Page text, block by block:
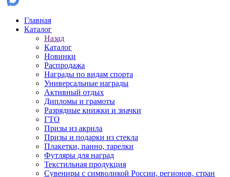
Главная
Каталог
Назад
Каталог
Новинки
Распродажа
Награды по видам спорта
Универсальные награды
Активный отдых
Дипломы и грамоты
Разрядные книжки и значки
ГТО
Призы из акрила
Призы и подарки из стекла
Плакетки, панно, тарелки
Футляры для наград
Текстильная продукция
Сувениры с символикой России, регионов, стран